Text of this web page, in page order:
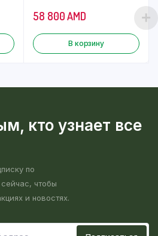
58 800AMD
В корзину
кто узнает все
по
чтобы
и новостях.